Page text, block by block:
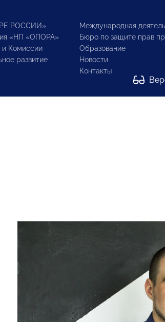
РОССИИ»
«НП «ОПОРА»
и Комиссии
развитие
Международная
Бюро по защите прав
Образование
Новости
Контакты